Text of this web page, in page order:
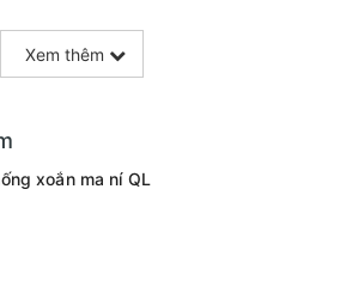
Xem thêm
xoắn ma ní QL